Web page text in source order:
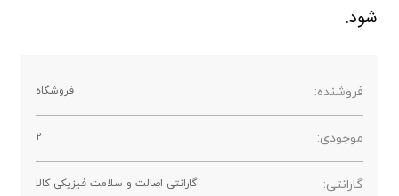
شود.
فروشنده: فروشگاه
موجودی: 2
گارانتی: گارانتی اصالت و سلامت فیزیکی کالا